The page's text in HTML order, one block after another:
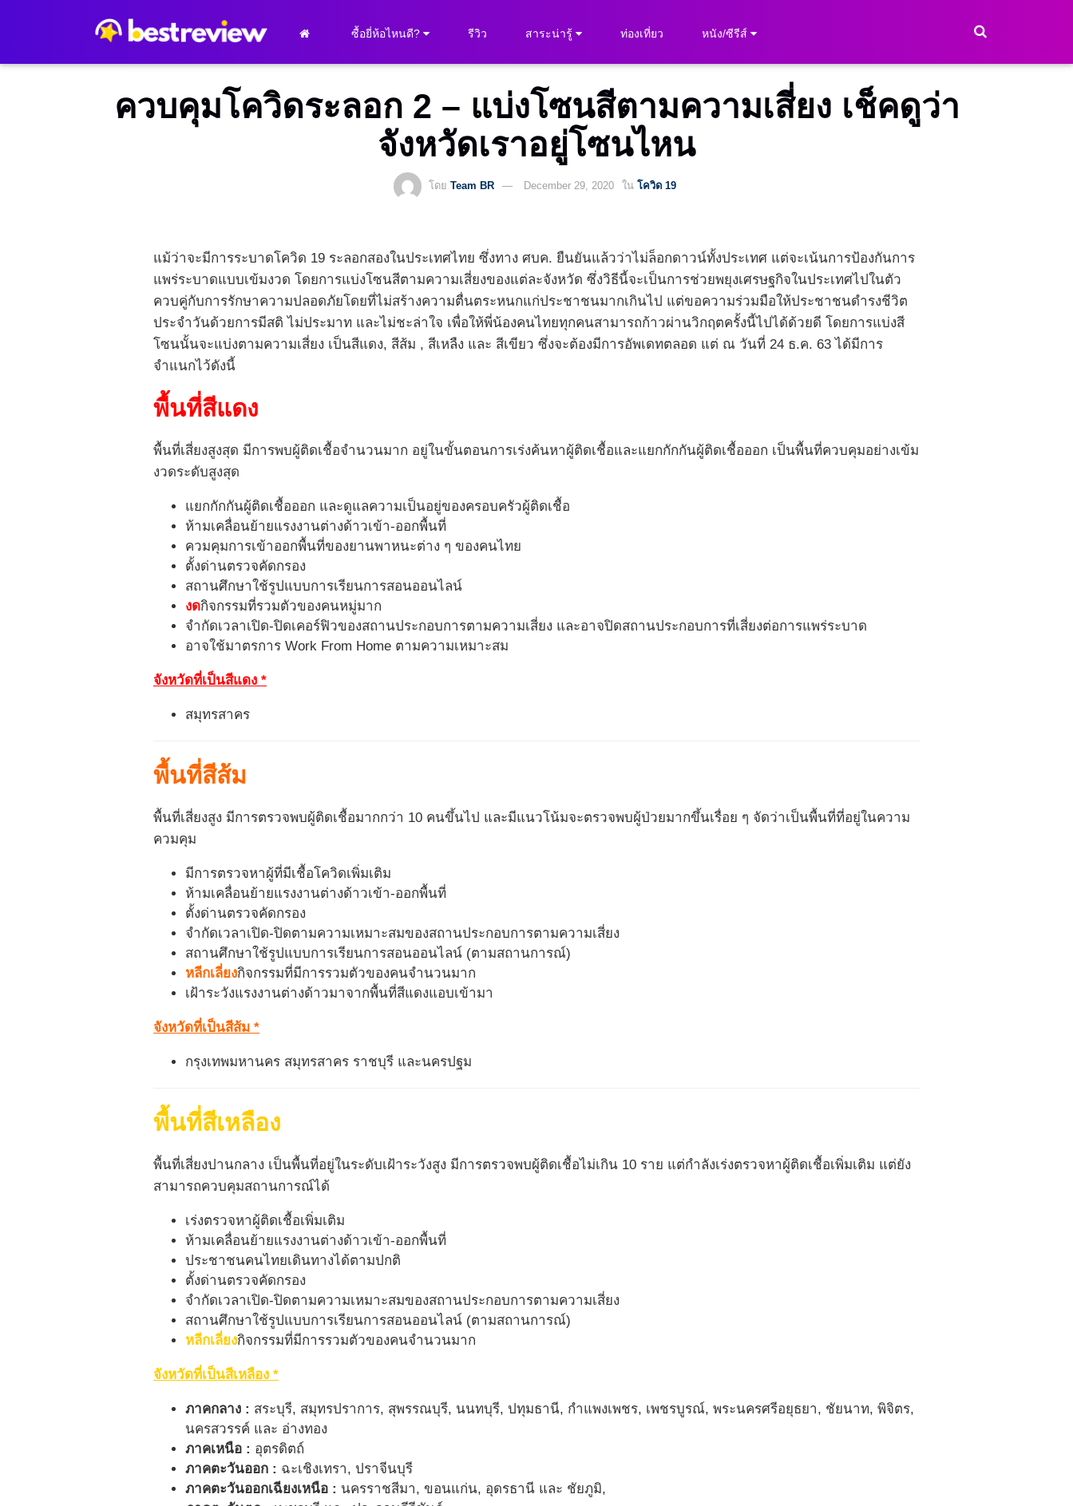
ซื้อยี่ห้อไหนดี? รีวิว สาระน่ารู้ ท่องเที่ยว หนัง/ซีรีส์
ควบคุมโควิดระลอก 2 – แบ่งโซนสีตามความเสี่ยง เช็คดูว่า
จังหวัดเราอยู่โซนไหน
โดย Team BR December 29, 2020 ใน โควิด 19
แม้ว่าจะมีการระบาดโควิด 19 ระลอกสองในประเทศไทย ซึ่งทาง ศบค. ยืนยันแล้วว่าไม่ล็อกดาวน์ทั้งประเทศ แต่จะเน้นการป้องกันการ
แพร่ระบาดแบบเข้มงวด โดยการแบ่งโซนสีตามความเสี่ยงของแต่ละจังหวัด ซึ่งวิธีนี้จะเป็นการช่วยพยุงเศรษฐกิจในประเทศไปในตัว
ควบคู่กับการรักษาความปลอดภัยโดยที่ไม่สร้างความตื่นตระหนกแก่ประชาชนมากเกินไป แต่ขอความร่วมมือให้ประชาชนดำรงชีวิต
ประจำวันด้วยการมีสติ ไม่ประมาท และไม่ชะล่าใจ เพื่อให้พี่น้องคนไทยทุกคนสามารถก้าวผ่านวิกฤตครั้งนี้ไปได้ด้วยดี โดยการแบ่งสี
โซนนั้นจะแบ่งตามความเสี่ยง เป็นสีแดง, สีส้ม , สีเหลืง และ สีเขียว ซึ่งจะต้องมีการอัพเดทตลอด แต่ ณ วันที่ 24 ธ.ค. 63 ได้มีการ
จำแนกไว้ดังนี้
พื้นที่สีแดง
พื้นที่เสี่ยงสูงสุด มีการพบผู้ติดเชื้อจำนวนมาก อยู่ในขั้นตอนการเร่งค้นหาผู้ติดเชื้อและแยกกักกันผู้ติดเชื้อออก เป็นพื้นที่ควบคุมอย่างเข้ม
งวดระดับสูงสุด
แยกกักกันผู้ติดเชื้อออก และดูแลความเป็นอยู่ของครอบครัวผู้ติดเชื้อ
ห้ามเคลื่อนย้ายแรงงานต่างด้าวเข้า-ออกพื้นที่
ควมคุมการเข้าออกพื้นที่ของยานพาหนะต่าง ๆ ของคนไทย
ตั้งด่านตรวจคัดกรอง
สถานศึกษาใช้รูปแบบการเรียนการสอนออนไลน์
งดกิจกรรมที่รวมตัวของคนหมู่มาก
จำกัดเวลาเปิด-ปิดเคอร์ฟิวของสถานประกอบการตามความเสี่ยง และอาจปิดสถานประกอบการที่เสี่ยงต่อการแพร่ระบาด
อาจใช้มาตรการ Work From Home ตามความเหมาะสม
จังหวัดที่เป็นสีแดง *
สมุทรสาคร
พื้นที่สีส้ม
พื้นที่เสี่ยงสูง มีการตรวจพบผู้ติดเชื้อมากกว่า 10 คนขึ้นไป และมีแนวโน้มจะตรวจพบผู้ป่วยมากขึ้นเรื่อย ๆ จัดว่าเป็นพื้นที่ที่อยู่ในความ
ควมคุม
มีการตรวจหาผู้ที่มีเชื้อโควิดเพิ่มเติม
ห้ามเคลื่อนย้ายแรงงานต่างด้าวเข้า-ออกพื้นที่
ตั้งด่านตรวจคัดกรอง
จำกัดเวลาเปิด-ปิดตามความเหมาะสมของสถานประกอบการตามความเสี่ยง
สถานศึกษาใช้รูปแบบการเรียนการสอนออนไลน์ (ตามสถานการณ์)
หลีกเลี่ยงกิจกรรมที่มีการรวมตัวของคนจำนวนมาก
เฝ้าระวังแรงงานต่างด้าวมาจากพื้นที่สีแดงแอบเข้ามา
จังหวัดที่เป็นสีส้ม *
กรุงเทพมหานคร สมุทรสาคร ราชบุรี และนครปฐม
พื้นที่สีเหลือง
พื้นที่เสี่ยงปานกลาง เป็นพื้นที่อยู่ในระดับเฝ้าระวังสูง มีการตรวจพบผู้ติดเชื้อไม่เกิน 10 ราย แต่กำลังเร่งตรวจหาผู้ติดเชื้อเพิ่มเติม แต่ยัง
สามารถควบคุมสถานการณ์ได้
เร่งตรวจหาผู้ติดเชื้อเพิ่มเติม
ห้ามเคลื่อนย้ายแรงงานต่างด้าวเข้า-ออกพื้นที่
ประชาชนคนไทยเดินทางได้ตามปกติ
ตั้งด่านตรวจคัดกรอง
จำกัดเวลาเปิด-ปิดตามความเหมาะสมของสถานประกอบการตามความเสี่ยง
สถานศึกษาใช้รูปแบบการเรียนการสอนออนไลน์ (ตามสถานการณ์)
หลีกเลี่ยงกิจกรรมที่มีการรวมตัวของคนจำนวนมาก
จังหวัดที่เป็นสีเหลือง *
ภาคกลาง : สระบุรี, สมุทรปราการ, สุพรรณบุรี, นนทบุรี, ปทุมธานี, กำแพงเพชร, เพชรบูรณ์, พระนครศรีอยุธยา, ชัยนาท,​ พิจิตร,
นครสวรรค์ และ อ่างทอง
ภาคเหนือ : อุตรดิตถ์
ภาคตะวันออก : ฉะเชิงเทรา, ปราจีนบุรี
ภาคตะวันออกเฉียงเหนือ : นครราชสีมา,​ ขอนแก่น, อุดรธานี และ ชัยภูมิ,